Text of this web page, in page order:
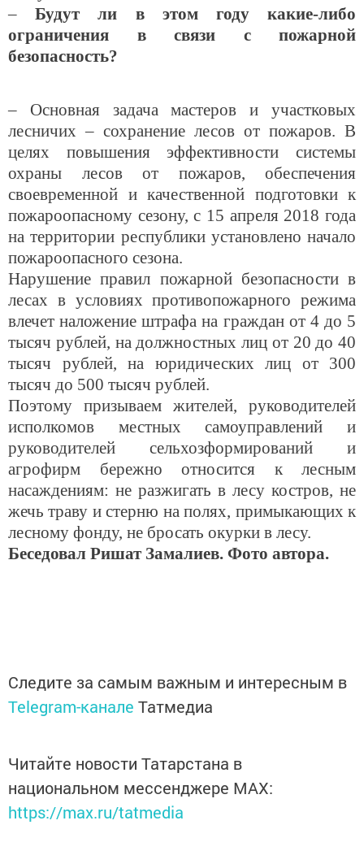
– Будут ли в этом году какие-либо
ограничения в связи с пожарной
безопасность?
– Основная задача мастеров и участковых
лесничих – сохранение лесов от пожаров. В
целях повышения эффективности системы
охраны лесов от пожаров, обеспечения
своевременной и качественной подготовки к
пожароопасному сезону, с 15 апреля 2018 года
на территории республики установлено начало
пожароопасного сезона.
Нарушение правил пожарной безопасности в
лесах в условиях противопожарного режима
влечет наложение штрафа на граждан от 4 до 5
тысяч рублей, на должностных лиц от 20 до 40
тысяч рублей, на юридических лиц от 300
тысяч до 500 тысяч рублей.
Поэтому призываем жителей, руководителей
исполкомов местных самоуправлений и
руководителей сельхозформирований и
агрофирм бережно относится к лесным
насаждениям: не разжигать в лесу костров, не
жечь траву и стерню на полях, примыкающих к
лесному фонду, не бросать окурки в лесу.
Беседовал Ришат Замалиев. Фото автора.
Следите за самым важным и интересным в
Telegram-канале Татмедиа
Читайте новости Татарстана в
национальном мессенджере MАХ:
https://max.ru/tatmedia